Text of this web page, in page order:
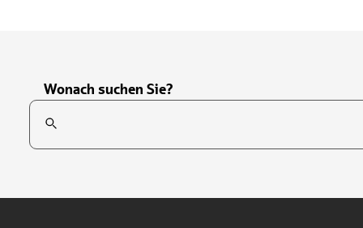
Wonach suchen Sie?
Suchfeld